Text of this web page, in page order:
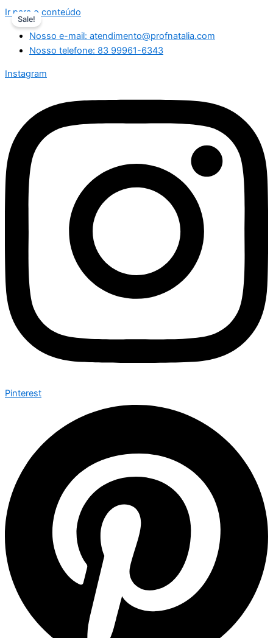
Ir para o conteúdo
Nosso e-mail: atendimento@profnatalia.com
Nosso telefone: 83 99961-6343
Instagram
Pinterest
Sale!